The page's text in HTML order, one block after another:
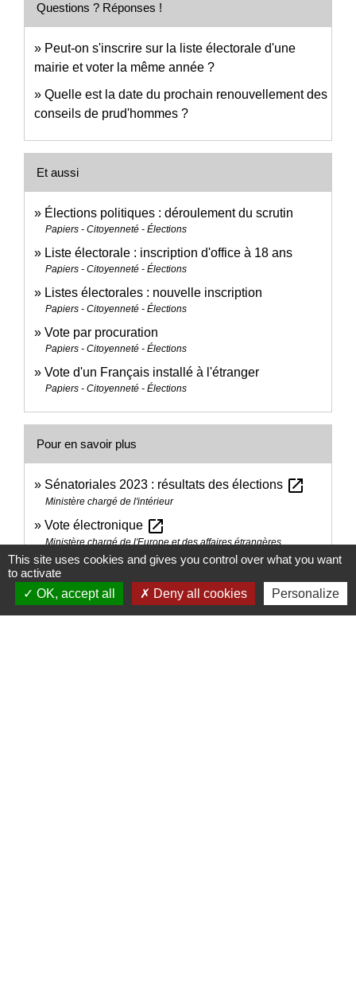
Questions ? Réponses !
Peut-on s'inscrire sur la liste électorale d'une
mairie et voter la même année ?
Quelle est la date du prochain renouvellement des
conseils de prud'hommes ?
Et aussi
Élections politiques : déroulement du scrutin
Papiers - Citoyenneté - Élections
Liste électorale : inscription d'office à 18 ans
Papiers - Citoyenneté - Élections
Listes électorales : nouvelle inscription
Papiers - Citoyenneté - Élections
Vote par procuration
Papiers - Citoyenneté - Élections
Vote d'un Français installé à l'étranger
Papiers - Citoyenneté - Élections
Pour en savoir plus
Sénatoriales 2023 : résultats des élections open_in_new
Ministère chargé de l'intérieur
Vote électronique open_in_new
Ministère chargé de l'Europe et des affaires étrangères
Résultats des élections open_in_new
Ministère chargé de l'intérieur
Réforme territorialeopen_in_new
This site uses cookies and gives you control over what you want
to activate
OK, accept all
Deny all cookies Personalize